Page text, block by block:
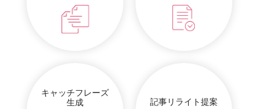
キャッチフレーズ
生成
記事リライト提案